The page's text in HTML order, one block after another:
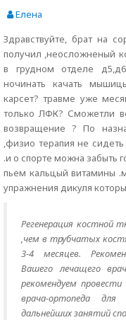
Елена
Здравствуйте, брат на
получил ,неосложненый
в грудном отделе
ночинать качать
карсет? травме уже
только ЛФК? Сможетли
возвращение ? По
,физио терапия не
.и о спорте можна забыть
пьем кальцый витамины
упражнения дикуля
Регенерация костной
,чем в трубчатых
3-4 месяцев.
Вашего лечащего
рекомендуем
врача-ортопеда
дальнейших занятий